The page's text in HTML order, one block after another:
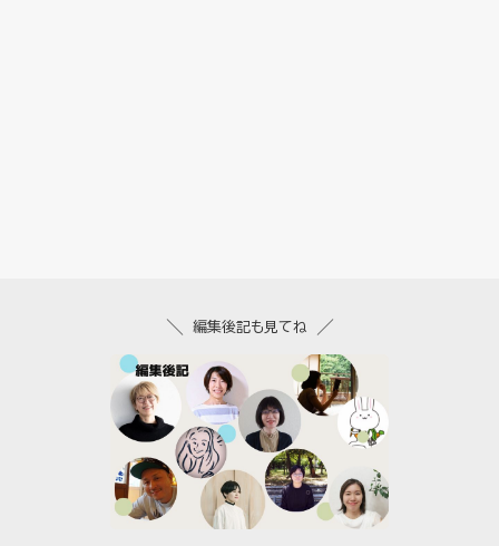
編集後記も見てね